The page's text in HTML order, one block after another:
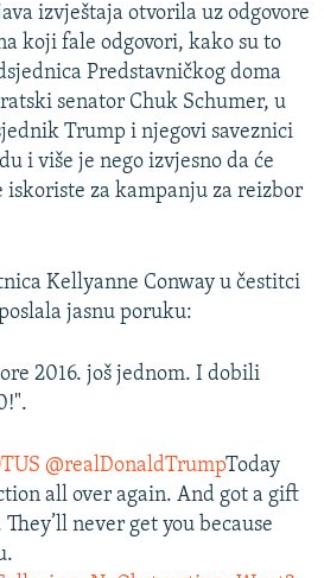
izvještaja otvorila uz odgovore
koji fale odgovori, kako su to
Predstavničkog doma
senator Chuk Schumer, u
Trump i njegovi saveznici
i više je nego izvjesno da će
iskoriste za kampanju za reizbor
Kellyanne Conway u čestitci
jasnu poruku:
2016. još jednom. I dobili
@realDonaldTrump⁩Today
all over again. And got a gift
never get you because